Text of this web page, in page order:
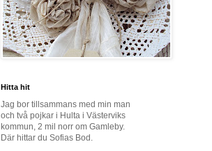
Hitta hit
Jag bor tillsammans med min man
och två pojkar i Hulta i Västerviks
kommun, 2 mil norr om Gamleby.
Där hittar du Sofias Bod.